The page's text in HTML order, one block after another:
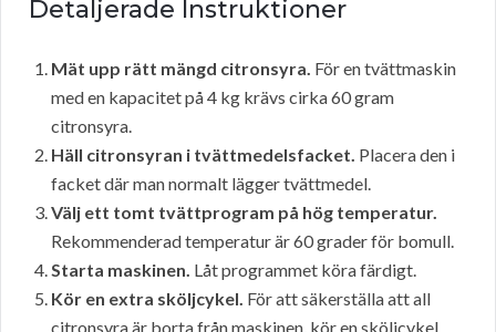
Detaljerade Instruktioner
Mät upp rätt mängd citronsyra. För en tvättmaskin
med en kapacitet på 4 kg krävs cirka 60 gram
citronsyra.
Häll citronsyran i tvättmedelsfacket. Placera den i
facket där man normalt lägger tvättmedel.
Välj ett tomt tvättprogram på hög temperatur.
Rekommenderad temperatur är 60 grader för bomull.
Starta maskinen. Låt programmet köra färdigt.
Kör en extra sköljcykel. För att säkerställa att all
citronsyra är borta från maskinen, kör en sköljcykel